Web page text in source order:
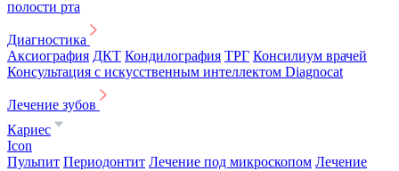
полости рта
Диагностика
Аксиография ДКТ Кондилография ТРГ Консилиум врачей
Консультация с искусственным интеллектом Diagnocat
Лечение зубов
Кариес
Icon
Пульпит Периодонтит Лечение под микроскопом Лечение